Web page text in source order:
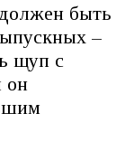
быть
–
щуп с
он